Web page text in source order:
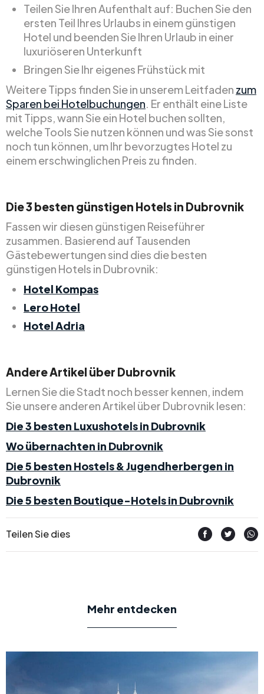
Teilen Sie Ihren Aufenthalt auf: Buchen Sie den
ersten Teil Ihres Urlaubs in einem günstigen
Hotel und beenden Sie Ihren Urlaub in einer
luxuriöseren Unterkunft
Bringen Sie Ihr eigenes Frühstück mit
Weitere Tipps finden Sie in unserem Leitfaden zum
Sparen bei Hotelbuchungen. Er enthält eine Liste
mit Tipps, wann Sie ein Hotel buchen sollten,
welche Tools Sie nutzen können und was Sie sonst
noch tun können, um Ihr bevorzugtes Hotel zu
einem erschwinglichen Preis zu finden.
Die 3 besten günstigen Hotels in Dubrovnik
Fassen wir diesen günstigen Reiseführer
zusammen. Basierend auf Tausenden
Gästebewertungen sind dies die besten
günstigen Hotels in Dubrovnik:
Hotel Kompas
Lero Hotel
Hotel Adria
Andere Artikel über Dubrovnik
Lernen Sie die Stadt noch besser kennen, indem
Sie unsere anderen Artikel über Dubrovnik lesen:
Die 3 besten Luxushotels in Dubrovnik
Wo übernachten in Dubrovnik
Die 5 besten Hostels & Jugendherbergen in
Dubrovnik
Die 5 besten Boutique-Hotels in Dubrovnik
Teilen Sie dies
Mehr entdecken